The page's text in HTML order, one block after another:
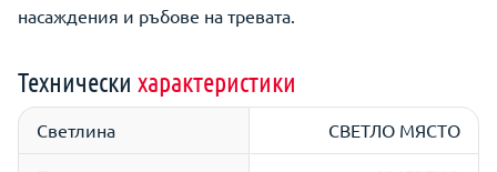
насаждения и ръбове на тревата.
Технически характеристики
Светлина СВЕТЛО МЯСТО